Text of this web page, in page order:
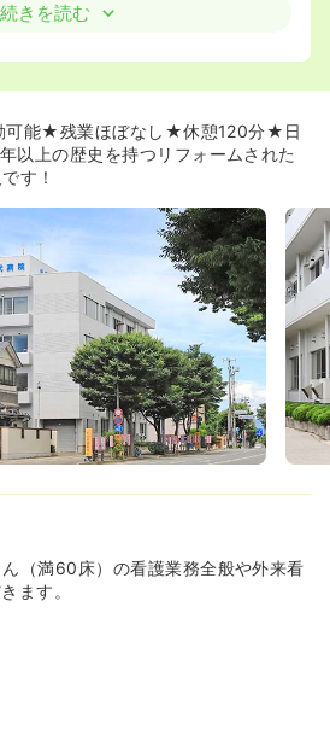
円、さらに日曜出勤手当も別途支
ろん、60歳以上の方の応募も歓迎
護経験を活かして長く活躍し続け
境を目指して院内の一部を改修中
備の中で気持ちよく業務に取り組
続きを読む
可能★残業ほぼなし★休憩120分★日
以上の歴史を持つリフォームされた
す！
（満60床）の看護業務全般や外来看
ます。